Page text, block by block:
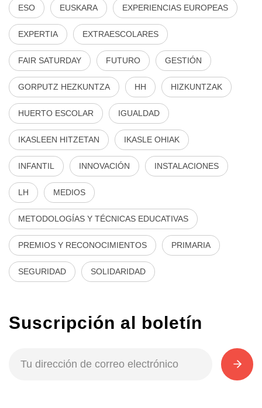
ESO EUSKARA EXPERIENCIAS EUROPEAS
EXPERTIA EXTRAESCOLARES
FAIR SATURDAY FUTURO GESTIÓN
GORPUTZ HEZKUNTZA HH HIZKUNTZAK
HUERTO ESCOLAR IGUALDAD
IKASLEEN HITZETAN IKASLE OHIAK
INFANTIL INNOVACIÓN INSTALACIONES
LH MEDIOS
METODOLOGÍAS Y TÉCNICAS EDUCATIVAS
PREMIOS Y RECONOCIMIENTOS PRIMARIA
SEGURIDAD SOLIDARIDAD
Suscripción al boletín